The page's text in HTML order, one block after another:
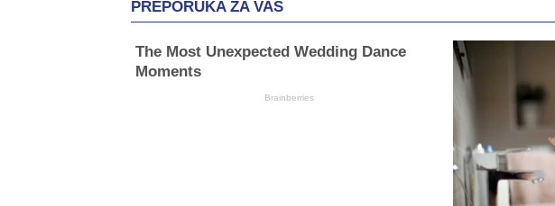
PREPORUKA ZA VAS
The Most Unexpected Wedding Dance
Moments
Brainberries